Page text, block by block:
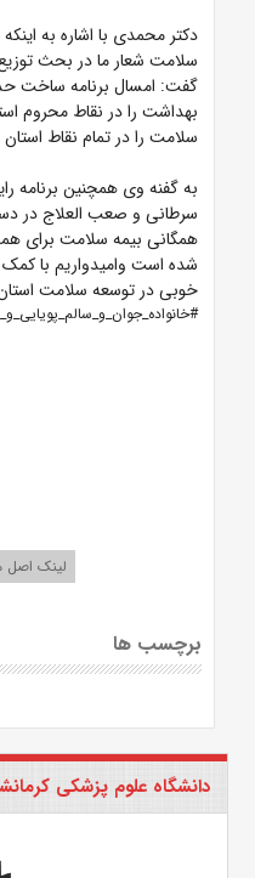
دکتر محمدی با اشاره به
سلامت شعار ما در بحث
بهداشت را در نقاط محروم
سلامت را در تمام نقاط
به گفنه وی همچنین برنامه
سرطانی و صعب العلاج در
همگانی بیمه سلامت برای
شده است وامیدواریم با کمک
خوبی در توسعه سلامت استان
لینک اصل
برچسب ها
دانشگاه علوم پزشکی